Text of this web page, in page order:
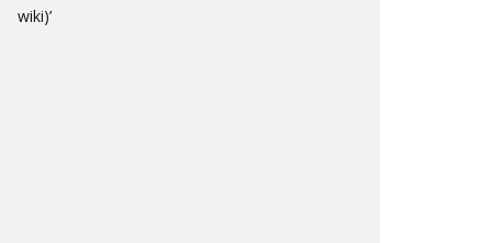
wiki)’